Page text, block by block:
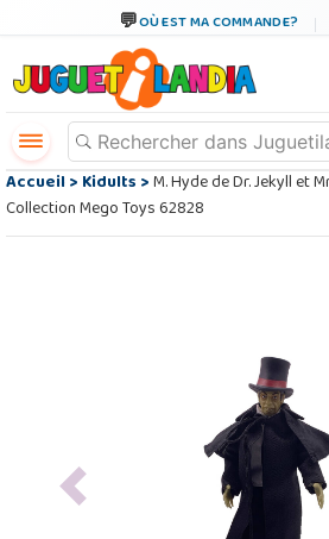
OÙ EST MA COMMANDE?
Accueil>Kidults>M. Hyde de Dr. Jekyll et
Collection Mego Toys 62828
Previous